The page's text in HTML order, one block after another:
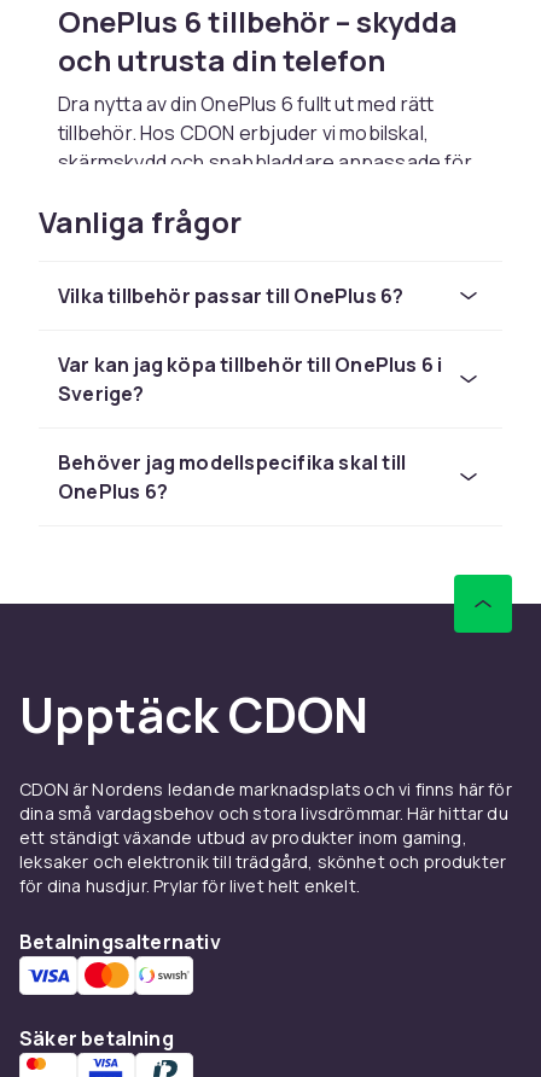
OnePlus 6 tillbehör – skydda
och utrusta din telefon
Dra nytta av din OnePlus 6 fullt ut med rätt
tillbehör. Hos CDON erbjuder vi mobilskal,
skärmskydd och snabbladdare anpassade för
OnePlus är känt för sin snabba OxygenOS,
kalibrerade kameror. Telefonerna erbjuder
flaggskeppsprestanda till ett
Populärt tillbehör till OnePlus
Skärmskydd och mobilskal är de viktigaste
USB-C. En kraftfull väggladdare eller
bilkabelladdare gör att du alltid är uppkopplad –
oavsett om du är hemma, på jobbet eller på
resa. Utforskamobilladdare med
snabbladdninghos CDON.
Mer tillbehör för OnePlus-
telefoner
Letar du efter fler OnePlus-tillbehör? Se hela
OnePlus tillbehörsortimentet
tillbehör till alla OnePlus-modeller.
CDON erbjuder ett brett sortiment av tillbehör
till OnePlus 6 med konkurrenskraftiga priser
Vanliga frågor
Vilka tillbehör passar till OnePlus 6?
Var kan jag köpa tillbehör till OnePlus 6 i
Sverige?
Behöver jag modellspecifika skal till
OnePlus 6?
Upptäck CDON
CDON är Nordens ledande marknadsplats och vi finns här för
dina små vardagsbehov och stora livsdrömmar. Här hittar du
ett ständigt växande utbud av produkter inom gaming,
leksaker och elektronik till trädgård, skönhet och produkter
för dina husdjur. Prylar för livet helt enkelt.
Betalningsalternativ
Säker betalning